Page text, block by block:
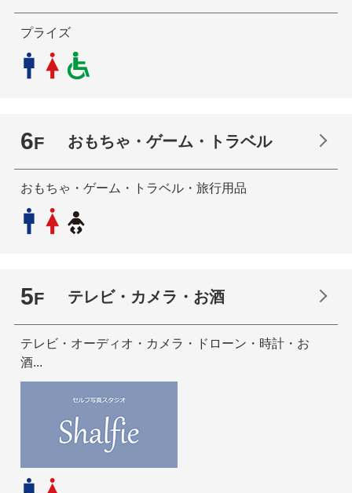
プライズ
6F おもちゃ・ゲーム・トラベル
おもちゃ・ゲーム・トラベル・旅行用品
5F テレビ・カメラ・お酒
テレビ・オーディオ・カメラ・ドローン・時計・お
酒...